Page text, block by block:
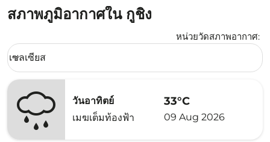
สภาพภูมิอากาศใน กูชิง
หน่วยวัดสภาพอากาศ:
Weather unit option เซลเซียส Selected
เซลเซียส
keyboard_arrow_down
วันอาทิตย์
เมฆเต็มท้องฟ้า
33°C
09 Aug 2026